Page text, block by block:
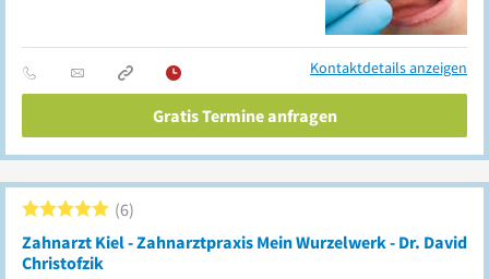
Kontaktdetails anzeigen
Gratis Termine anfragen
Zahnarzt Kiel - Zahnarztpraxis Mein Wurzelwerk - Dr. David
Christofzik
6